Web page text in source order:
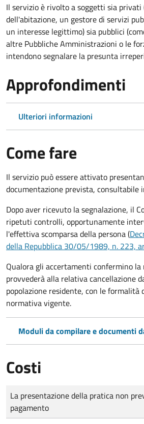
Il servizio è rivolto a soggetti sia
dell'abitazione, un gestore di servizi
un interesse legittimo) sia pubblici
altre Pubbliche Amministrazioni o le
intendono segnalare la presunta
Approfondimenti
Ulteriori informazioni
Come fare
Il servizio può essere attivato
documentazione prevista, consultabile
Dopo aver ricevuto la segnalazione, il
ripetuti controlli, opportunamente
l'effettiva scomparsa della persona (
della Repubblica 30/05/1989, n. 223,
Qualora gli accertamenti confermino
provvederà alla relativa cancellazione
popolazione residente, con le formalità
normativa vigente.
Moduli da compilare e documenti
Costi
Tipo di pagamento
Importo
La presentazione della pratica non
pagamento